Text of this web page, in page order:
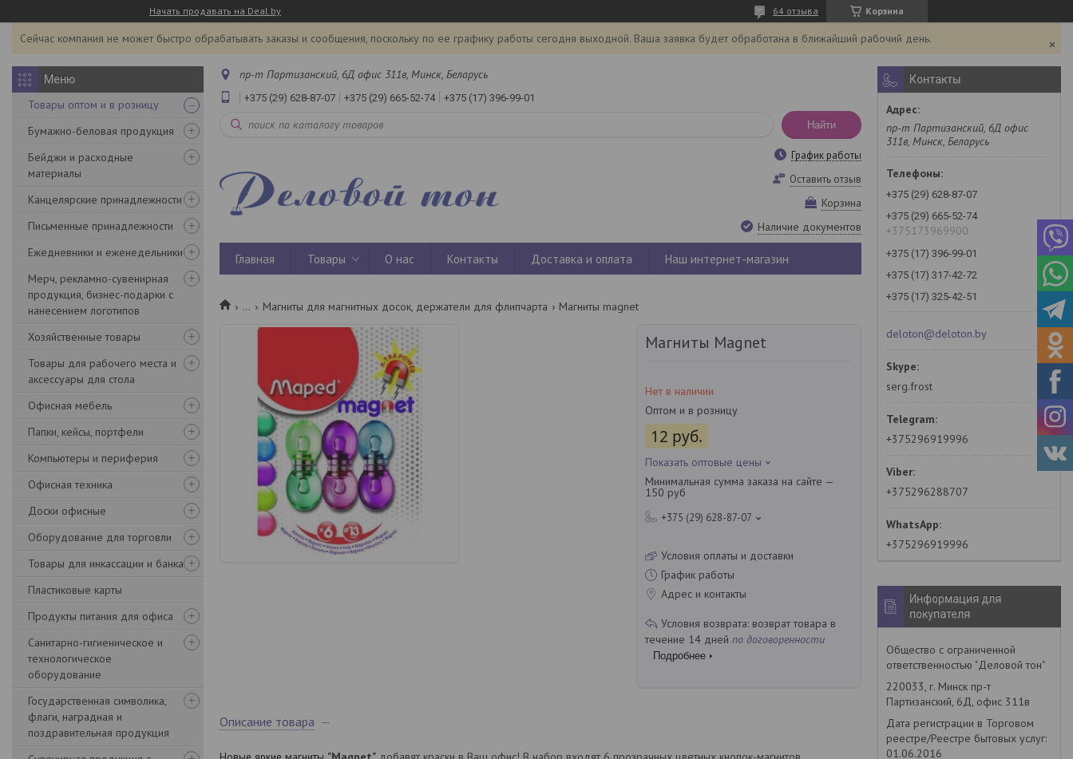
Начать продавать на Deal.by Корзина
64 отзыва
Сейчас компания не может быстро обрабатывать заказы и сообщения, поскольку по ее графику работы сегодня выходной. Ваша заявка будет обработана в ближайший рабочий день.
Товары оптом и в розницу
Бумажно-беловая продукция
Бейджи и расходные
материалы
Канцелярские принадлежности
Письменные принадлежности
Ежедневники и еженедельники
Мерч, рекламно-сувенирная
продукция, бизнес-подарки с
нанесением логотипов
Хозяйственные товары
Товары для рабочего места и
аксессуары для стола
Офисная мебель
Папки, кейсы, портфели
Компьютеры и периферия
Офисная техника
Доски офисные
Оборудование для торговли
Товары для инкассации и банка
Пластиковые карты
Продукты питания для офиса
Санитарно-гигиеническое и
технологическое
оборудование
Государственная символика,
флаги, наградная и
поздравительная продукция
пр-т Партизанский, 6Д офис 311в, Минск, Беларусь
+375 (29) 628-87-07 +375 (29) 665-52-74 +375 (17) 396-99-01
Найти
График работы
Оставить отзыв
Корзина
Наличие документов
Главная Товары О нас Контакты Доставка и оплата Наш интернет-магазин
... Магниты для магнитных досок, держатели для флипчарта Магниты magnet
Магниты Magnet
Нет в наличии
Оптом и в розницу
12 руб.
Показать оптовые цены
Минимальная сумма заказа на сайте —
150 руб
+375 (29) 628-87-07
Условия оплаты и доставки
График работы
Адрес и контакты
возврат товара в
течение 14 дней по договоренности
Подробнее
Описание товара
Контакты
пр-т Партизанский, 6Д офис
311в, Минск, Беларусь
+375 (29) 628-87-07
+375 (29) 665-52-74
+375173969900
+375 (17) 396-99-01
+375 (17) 317-42-72
+375 (17) 325-42-51
deloton@deloton.by
serg.frost
+375296919996
+375296288707
+375296919996
Информация для
покупателя
Общество с ограниченной
ответственностью "Деловой тон"
220033, г. Минск пр-т
Партизанский, 6Д, офис 311в
Дата регистрации в Торговом
реестре/Реестре бытовых услуг:
01.06.2016